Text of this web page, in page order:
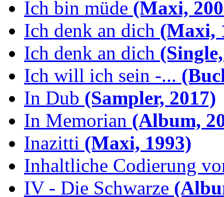
Ich bin müde (Maxi,
Ich denk an dich (Maxi,
Ich denk an dich
Ich will ich sein -...
In Dub (Sampler, 2017)
In Memorian (Album,
Inazitti (Maxi, 1993)
Inhaltliche Codierung
IV - Die Schwarze